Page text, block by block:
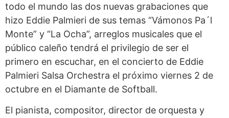
todo el mundo las dos nuevas grabaciones que
hizo Eddie Palmieri de sus temas “Vámonos Pa´l
Monte” y “La Ocha”, arreglos musicales que el
público caleño tendrá el privilegio de ser el
primero en escuchar, en el concierto de Eddie
Palmieri Salsa Orchestra el próximo viernes 2 de
octubre en el Diamante de Softball.
El pianista, compositor, director de orquesta y